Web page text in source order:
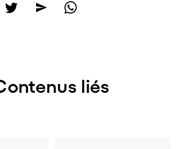
t e w
liés